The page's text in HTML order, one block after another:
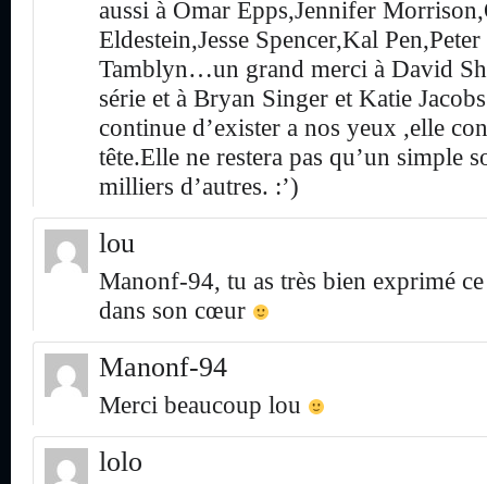
aussi à Omar Epps,Jennifer
Eldestein,Jesse Spencer,Kal
Tamblyn…un grand merci à David
série et à Bryan Singer et Katie
continue d’exister a nos yeux ,elle
tête.Elle ne restera pas qu’un simple
milliers d’autres. :’)
lou
Manonf-94, tu as très bien exprimé
dans son cœur
Manonf-94
Merci beaucoup lou
lolo